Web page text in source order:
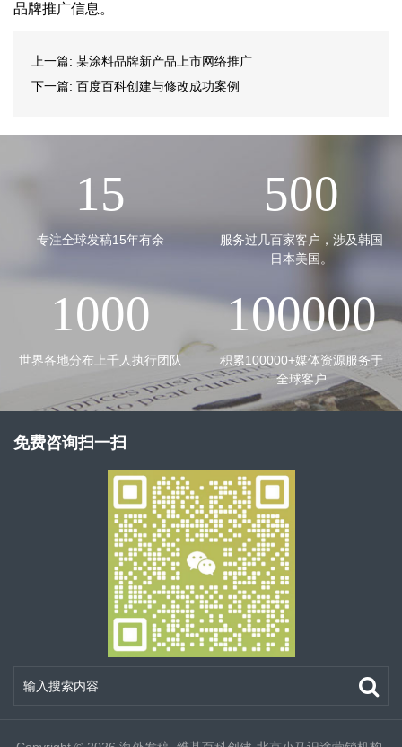
品牌推广信息。
上一篇: 某涂料品牌新产品上市网络推广
下一篇: 百度百科创建与修改成功案例
15
专注全球发稿15年有余
500
服务过几百家客户，涉及韩国
日本美国。
1000
世界各地分布上千人执行团队
100000
积累100000+媒体资源服务于
全球客户
免费咨询扫一扫